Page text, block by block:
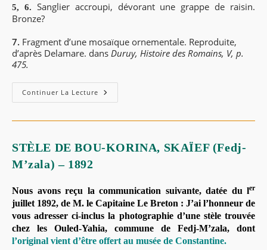
5, 6.
Sanglier accroupi, dévorant une grappe de raisin.
Bronze?
7. Fragment d’une mosaïque ornementale. Reproduite,
d’après Delamare. dans Duruy, Histoire des Romains, V, p.
475.
Continuer La Lecture
STÈLE DE BOU-KORINA, SKAÏEF (Fedj-
M’zala) – 1892
Nous avons reçu la communication suivante, datée du ler
juillet 1892, de M. le Capitaine Le Breton : J’ai l’honneur de
vous adresser ci-inclus la photographie d’une stèle trouvée
chez les Ouled-Yahia, commune de Fedj-M’zala, dont
l’original vient d’être offert au musée de Constantine.